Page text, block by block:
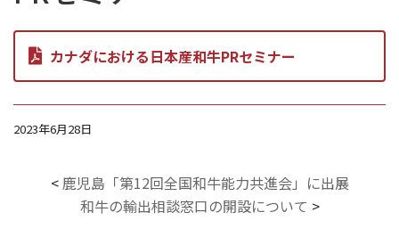
カナダにおける日本産和牛PRセミナー
2023年6月28日
<鹿児島「第12回全国和牛能力共進会」に出展
和牛の輸出相談窓口の開設について >